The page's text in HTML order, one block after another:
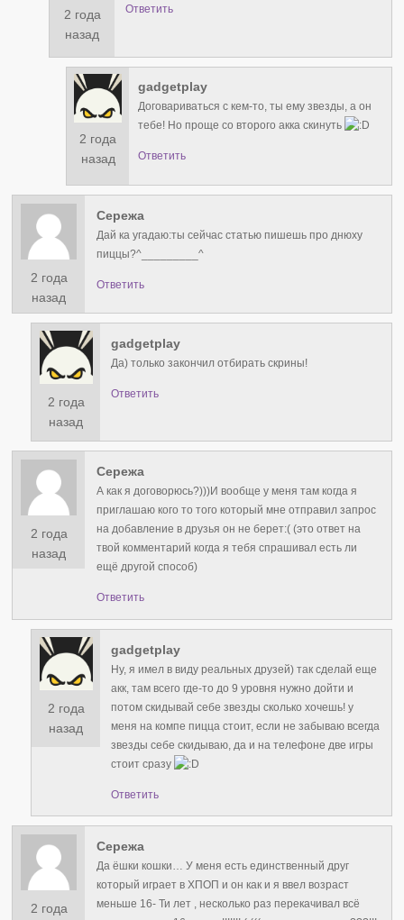
2 года
назад
Ответить
2 года
назад
gadgetplay
Договариваться с кем-то, ты ему звезды, а он
тебе! Но проще со второго акка скинуть
Ответить
2 года
назад
Сережа
Дай ка угадаю:ты сейчас статью пишешь про днюху
пиццы?^⁠_⁠_⁠_⁠_⁠_⁠_⁠_⁠_⁠_⁠^
Ответить
2 года
назад
gadgetplay
Да) только закончил отбирать скрины!
Ответить
2 года
назад
Сережа
А как я договорюсь?)))И вообще у меня там когда я
приглашаю кого то того который мне отправил запрос
на добавление в друзья он не берет:( (это ответ на
твой комментарий когда я тебя спрашивал есть ли
ещё другой способ)
Ответить
2 года
назад
gadgetplay
Ну, я имел в виду реальных друзей) так сделай еще
акк, там всего где-то до 9 уровня нужно дойти и
потом скидывай себе звезды сколько хочешь! у
меня на компе пицца стоит, если не забываю всегда
звезды себе скидываю, да и на телефоне две игры
стоит сразу
Ответить
2 года
Сережа
Да ёшки кошки… У меня есть единственный друг
который играет в ХПОП и он как и я ввел возраст
меньше 16- Ти лет , несколько раз перекачивал всё